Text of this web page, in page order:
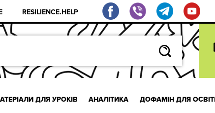
RESILIENCE.HELP
ДЛЯ УРОКІВ АНАЛІТИКА ДОФАМІН ДЛЯ